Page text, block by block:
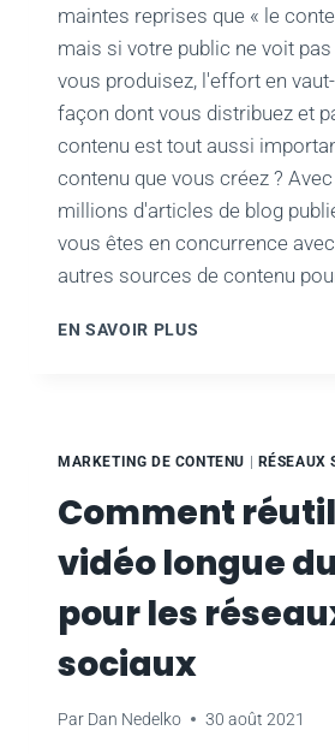
maintes reprises que « le
mais si votre public ne voit
vous produisez, l'effort en
façon dont vous distribuez et
contenu est tout aussi
contenu que vous créez ?
millions d'articles de blog
vous êtes en concurrence
autres sources de contenu
EN SAVOIR PLUS
CONTENU
MARKETING DE CONTENU RÉSEAUX
Comment
vidéo longue
pour les
sociaux
Par Dan Nedelko 30 août 2021